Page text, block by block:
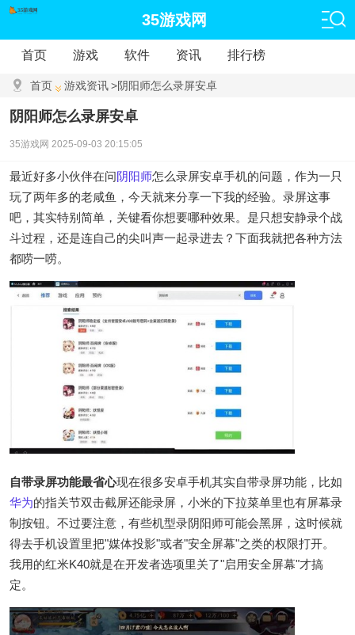
35游戏网
首页 游戏 软件 资讯 排行榜
首页 游戏资讯>阴阳师怎么录屏安卓
阴阳师怎么录屏安卓
35游戏网 2025-09-03 20:15:05
最近好多小伙伴在问阴阳师怎么录屏安卓手机的问题，作为一只
玩了两年多的老咸鱼，今天就来分享一下我的经验。录屏这事
吧，其实特别简单，关键看你想要哪种效果。是只想安静录个战
斗过程，还是连自己的尖叫声一起录进去？下面我就把各种方法
都唠一唠。
自带录屏功能最省心现在很多安卓手机其实自带录屏功能，比如
华为的指关节双击截屏还能录屏，小米的下拉菜单里也有屏幕录
制按钮。不过要注意，有些机型录阴阳师可能会黑屏，这时候就
得去手机设置里把"媒体投影"或者"安全屏幕"之类的权限打开。
我用的红米K40就是在开发者选项里关了"启用安全屏幕"才搞
定。